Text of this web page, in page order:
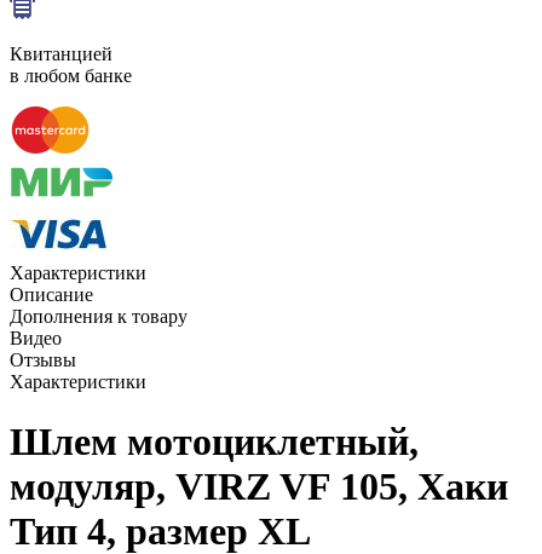
Квитанцией
в любом банке
Характеристики
Описание
Дополнения к товару
Видео
Отзывы
Характеристики
Шлем мотоциклетный,
модуляр, VIRZ VF 105, Хаки
Тип 4, размер XL